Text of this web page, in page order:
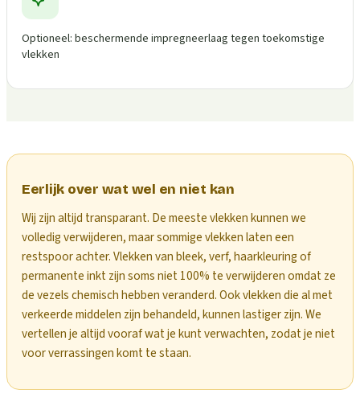
Optioneel: beschermende impregneerlaag tegen toekomstige
vlekken
Eerlijk over wat wel en niet kan
Wij zijn altijd transparant. De meeste vlekken kunnen we
volledig verwijderen, maar sommige vlekken laten een
restspoor achter. Vlekken van bleek, verf, haarkleuring of
permanente inkt zijn soms niet 100% te verwijderen omdat ze
de vezels chemisch hebben veranderd. Ook vlekken die al met
verkeerde middelen zijn behandeld, kunnen lastiger zijn. We
vertellen je altijd vooraf wat je kunt verwachten, zodat je niet
voor verrassingen komt te staan.